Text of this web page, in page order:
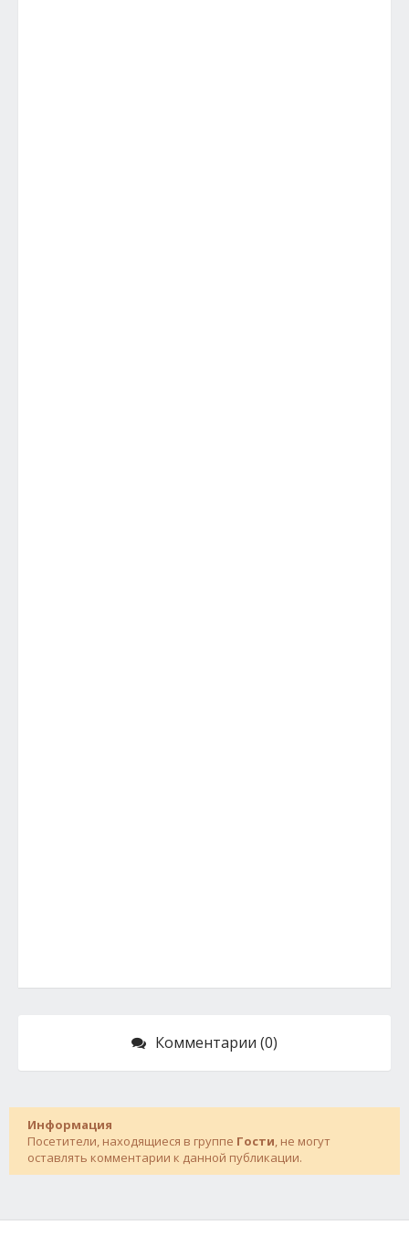
Комментарии (0)
Информация
Посетители, находящиеся в группе Гости, не могут
оставлять комментарии к данной публикации.